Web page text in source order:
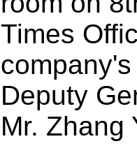
Times
Deputy
Mr. Zhang